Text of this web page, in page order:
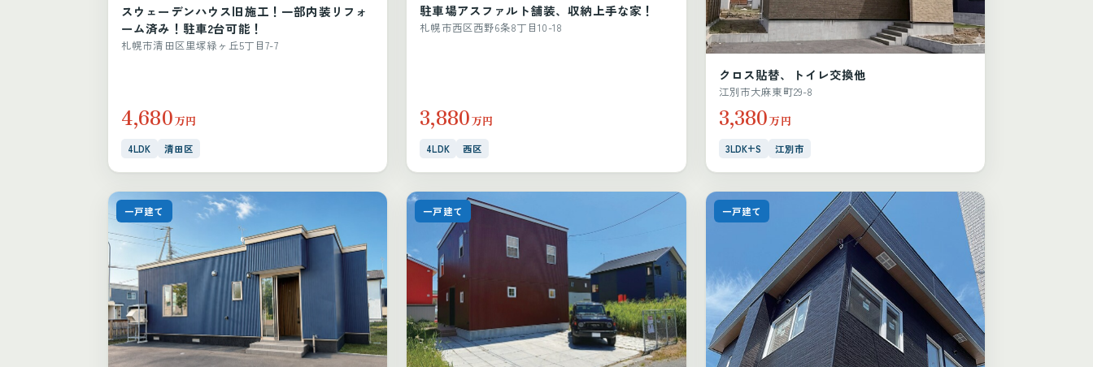
スウェーデンハウス旧施工！一部内装リフォ
ーム済み！駐車2台可能！
札幌市清田区里塚緑ヶ丘5丁目7-7
4,680万円
4LDK 清田区
駐車場アスファルト舗装、収納上手な家！
札幌市西区西野6条8丁目10-18
3,880万円
4LDK 西区
クロス貼替、トイレ交換他
江別市大麻東町29-8
3,380万円
3LDK+S 江別市
一戸建て 一戸建て 一戸建て